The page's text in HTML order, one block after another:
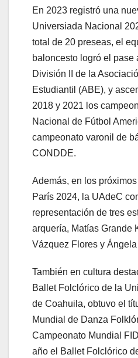
En 2023 registró una
Universiada Nacional
total de 20 preseas, el
baloncesto logró el pase
División II de la
Estudiantil (ABE), y
2018 y 2021 los
Nacional de Fútbol
campeonato varonil de
CONDDE.
Además, en los
París 2024, la UAdeC
representación de tres
arquería, Matías Grande
Vázquez Flores y
También en cultura
Ballet Folclórico de la
de Coahuila, obtuvo el
Mundial de Danza
Campeonato Mundial
año el Ballet Folclórico